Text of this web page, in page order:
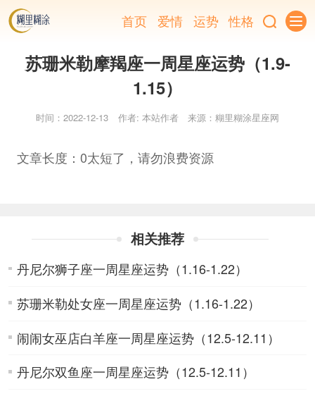
首页 爱情 运势 性格
苏珊米勒摩羯座一周星座运势（1.9-
1.15）
时间：2022-12-13 作者: 本站作者 来源：糊里糊涂星座网
文章长度：0太短了，请勿浪费资源
相关推荐
丹尼尔狮子座一周星座运势（1.16-1.22）
苏珊米勒处女座一周星座运势（1.16-1.22）
闹闹女巫店白羊座一周星座运势（12.5-12.11）
丹尼尔双鱼座一周星座运势（12.5-12.11）